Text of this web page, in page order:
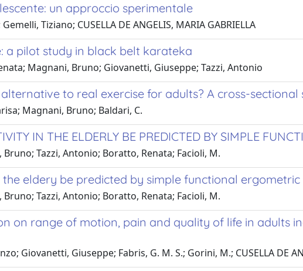
un approccio sperimentale
Tiziano; CUSELLA DE ANGELIS, MARIA GABRIELLA
a pilot study in black belt karateka
Magnani, Bruno; Giovanetti, Giuseppe; Tazzi, Antonio
to real exercise for adults? A cross-sectional
Magnani, Bruno; Baldari, C.
IN THE ELDERLY BE PREDICTED BY SIMPLE
Tazzi, Antonio; Boratto, Renata; Facioli, M.
eldery be predicted by simple functional ergometric
Tazzi, Antonio; Boratto, Renata; Facioli, M.
on range of motion, pain and quality of life in adults
Giovanetti, Giuseppe; Fabris, G. M. S.; Gorini, M.; CUSELLA DE